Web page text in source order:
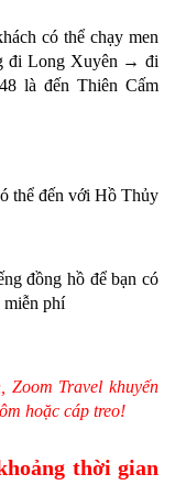
có thể chạy men
đi Long Xuyên → đi
là đến Thiên Cấm
thể đến với Hồ Thủy
đồng hồ để bạn có
miễn phí
Zoom Travel khuyến
hoặc cáp treo!
thời gian